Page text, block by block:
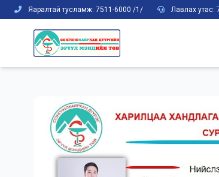
Яаралтай тусламж: 7511-6000 /1/ Лавлах утас: